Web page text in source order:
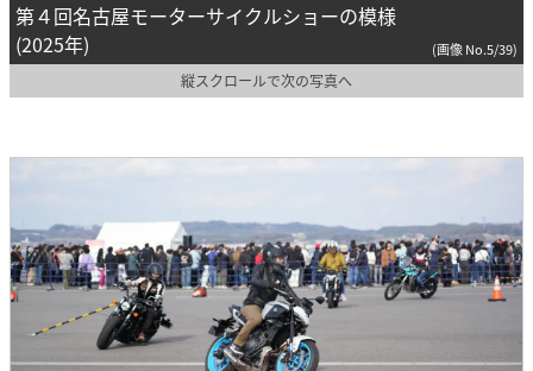
第４回名古屋モーターサイクルショーの模様
(2025年)
(画像 No.5/39)
縦スクロールで次の写真へ